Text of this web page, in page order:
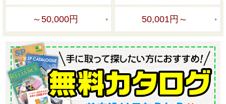
～50,000円 50,001円～